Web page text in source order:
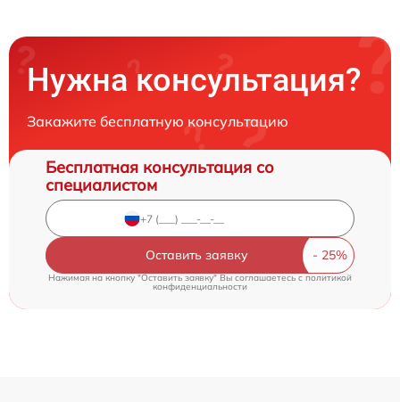
Нужна консультация?
Закажите бесплатную консультацию
Бесплатная консультация со
специалистом
Оставить заявку
Нажимая на кнопку "Оставить заявку" Вы соглашаетесь cполитикой
конфиденциальности